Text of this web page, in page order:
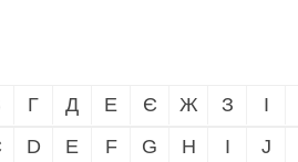
Г Д Е Є Ж З І
D E F G H I J